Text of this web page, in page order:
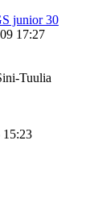
junior 30
17:27
Tuulia
15:23